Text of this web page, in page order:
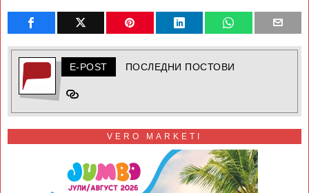
E-POST ПОСЛЕДНИ ПОСТОВИ
VERO MARKETI